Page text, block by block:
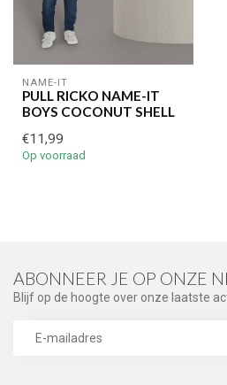
NAME-IT
PULL RICKO NAME-IT
BOYS COCONUT SHELL
€11,99
Op voorraad
ABONNEER JE OP ONZE
Blijf op de hoogte over onze laatste